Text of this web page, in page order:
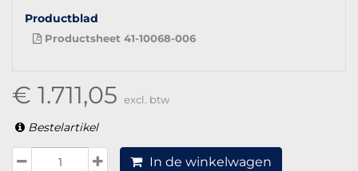
Productblad
Productsheet 41-10068-006
€ 1.711,05 excl. btw
Bestelartikel
In de winkelwagen